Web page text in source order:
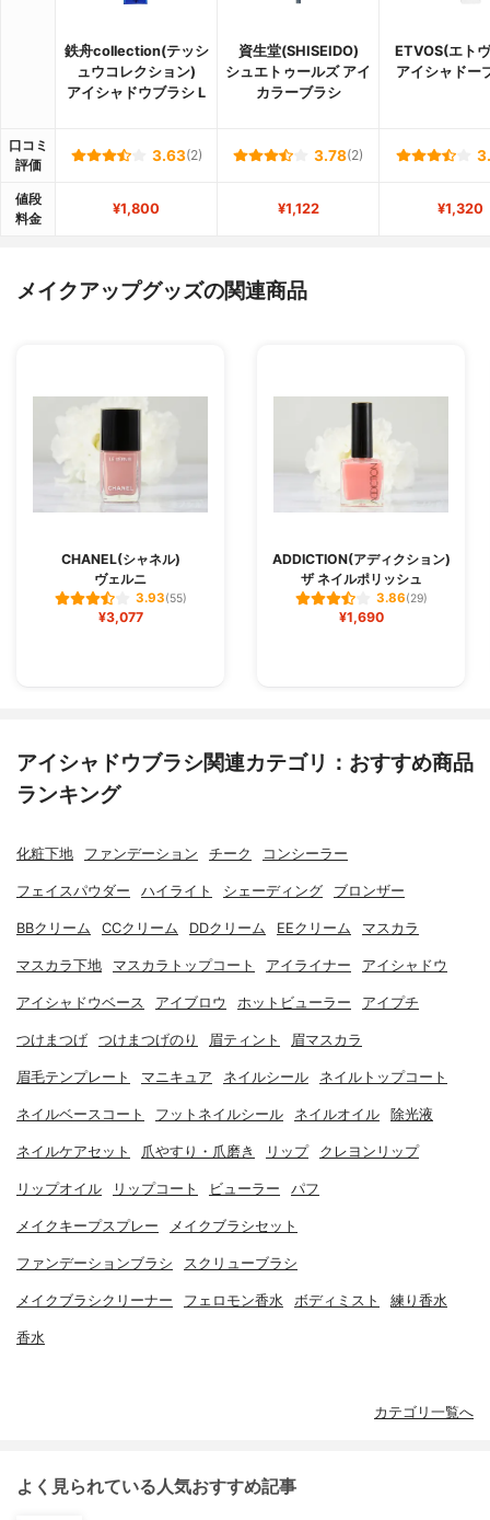
鉄舟collection(テッシ
ュウコレクション)
アイシャドウブラシ L
資生堂(SHISEIDO)
シュエトゥールズ アイ
カラーブラシ
ETVOS(エト
アイシャドー
口コミ
評価
3.63(2) 3.78(2)
値段
料金
¥1,800 ¥1,122 ¥1,320
メイクアップグッズの関連商品
CHANEL(シャネル)
ヴェルニ
3.93(55)
¥3,077
ADDICTION(アディクション)
ザ ネイルポリッシュ
3.86(29)
¥1,690
アイシャドウブラシ関連カテゴリ：おすすめ商品
ランキング
化粧下地 ファンデーション チーク コンシーラー
フェイスパウダー ハイライト シェーディング ブロンザー
BBクリーム CCクリーム DDクリーム EEクリーム マスカラ
マスカラ下地 マスカラトップコート アイライナー アイシャドウ
アイシャドウベース アイブロウ ホットビューラー アイプチ
つけまつげ つけまつげのり 眉ティント 眉マスカラ
眉毛テンプレート マニキュア ネイルシール ネイルトップコート
ネイルベースコート フットネイルシール ネイルオイル 除光液
ネイルケアセット 爪やすり・爪磨き リップ クレヨンリップ
リップオイル リップコート ビューラー パフ
メイクキープスプレー メイクブラシセット
ファンデーションブラシ スクリューブラシ
メイクブラシクリーナー フェロモン香水 ボディミスト 練り香水
香水
カテゴリ一覧へ
よく見られている人気おすすめ記事